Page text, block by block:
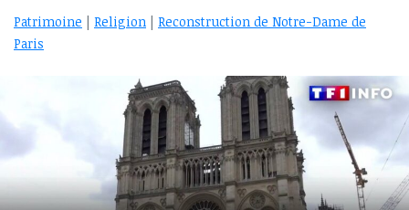
Patrimoine | Religion | Reconstruction de Notre-Dame de
Paris